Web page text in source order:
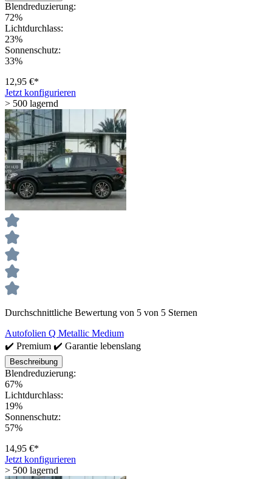
Blendreduzierung:
72%
Lichtdurchlass:
23%
Sonnenschutz:
33%
12,95 €*
Jetzt konfigurieren
> 500 lagernd
Durchschnittliche Bewertung von 5 von 5 Sternen
Autofolien Q Metallic Medium
✔️ Premium ✔️ Garantie lebenslang
Beschreibung
Blendreduzierung:
67%
Lichtdurchlass:
19%
Sonnenschutz:
57%
14,95 €*
Jetzt konfigurieren
> 500 lagernd